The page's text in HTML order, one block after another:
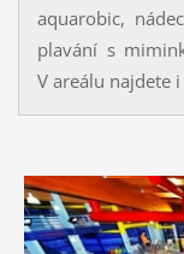
aquarobic,
plavání s
V areálu najdete